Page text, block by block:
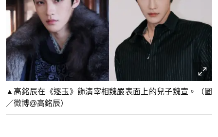
▲高銘辰在《逐玉》飾演宰相魏嚴表面上的兒子魏宣。（圖
／微博@高銘辰）